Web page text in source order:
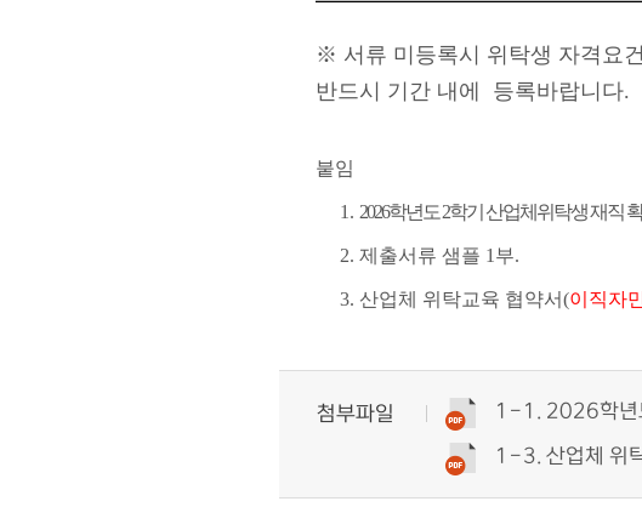
※ 서류 미등록시 위탁생 자격요
반드시 기간 내에
등록바랍니다.
붙임
1. 2026학년도2학기 산업체위탁생 재직
2. 제출서류 샘플 1 부.
3. 산업체 위탁교육 협약서(이직자
첨부파일